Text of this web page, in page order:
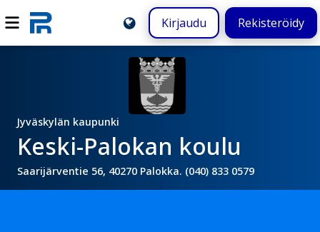
Kirjaudu Rekisteröidy
Jyväskylän kaupunki
Keski-Palokan koulu
Saarijärventie 56, 40270 Palokka. (040) 833 0579